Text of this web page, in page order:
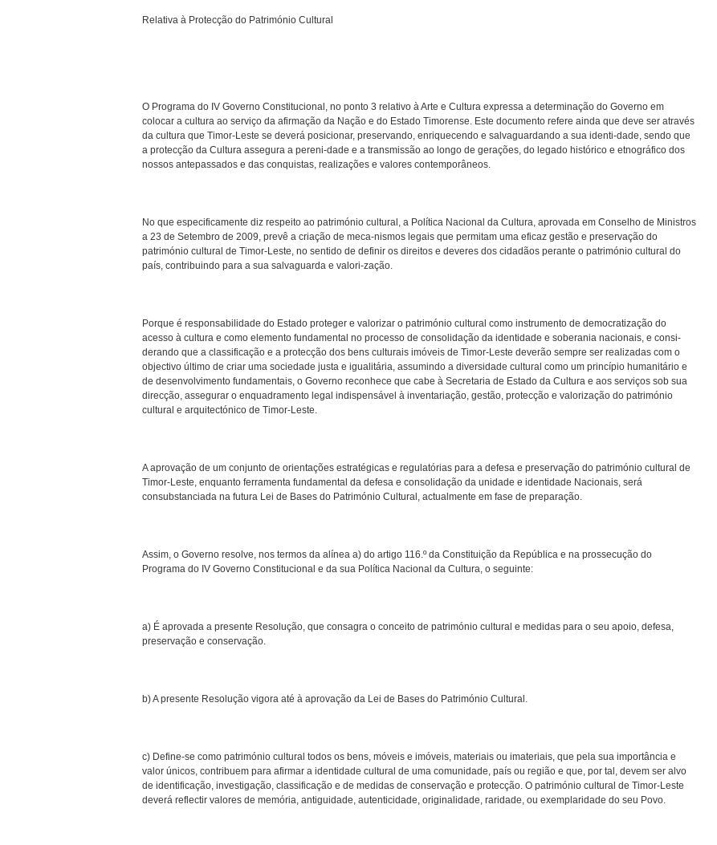
Relativa à Protecção do Património Cultural
O Programa do IV Governo Constitucional, no ponto 3 relativo à Arte e Cultura expressa a determinação do Governo em
colocar a cultura ao serviço da afirmação da Nação e do Estado Timorense. Este documento refere ainda que deve ser através
da cultura que Timor-Leste se deverá posicionar, preservando, enriquecendo e salvaguardando a sua identi-dade, sendo que
a protecção da Cultura assegura a pereni-dade e a transmissão ao longo de gerações, do legado histórico e etnográfico dos
nossos antepassados e das conquistas, realizações e valores contemporâneos.
No que especificamente diz respeito ao património cultural, a Política Nacional da Cultura, aprovada em Conselho de Ministros
a 23 de Setembro de 2009, prevê a criação de meca-nismos legais que permitam uma eficaz gestão e preservação do
património cultural de Timor-Leste, no sentido de definir os direitos e deveres dos cidadãos perante o património cultural do
país, contribuindo para a sua salvaguarda e valori-zação.
Porque é responsabilidade do Estado proteger e valorizar o património cultural como instrumento de democratização do
acesso à cultura e como elemento fundamental no processo de consolidação da identidade e soberania nacionais, e consi-
derando que a classificação e a protecção dos bens culturais imóveis de Timor-Leste deverão sempre ser realizadas com o
objectivo último de criar uma sociedade justa e igualitária, assumindo a diversidade cultural como um princípio humanitário e
de desenvolvimento fundamentais, o Governo reconhece que cabe à Secretaria de Estado da Cultura e aos serviços sob sua
direcção, assegurar o enquadramento legal indispensável à inventariação, gestão, protecção e valorização do património
cultural e arquitectónico de Timor-Leste.
A aprovação de um conjunto de orientações estratégicas e regulatórias para a defesa e preservação do património cultural de
Timor-Leste, enquanto ferramenta fundamental da defesa e consolidação da unidade e identidade Nacionais, será
consubstanciada na futura Lei de Bases do Património Cultural, actualmente em fase de preparação.
Assim, o Governo resolve, nos termos da alínea a) do artigo 116.º da Constituição da República e na prossecução do
Programa do IV Governo Constitucional e da sua Política Nacional da Cultura, o seguinte:
a) É aprovada a presente Resolução, que consagra o conceito de património cultural e medidas para o seu apoio, defesa,
preservação e conservação.
b) A presente Resolução vigora até à aprovação da Lei de Bases do Património Cultural.
c) Define-se como património cultural todos os bens, móveis e imóveis, materiais ou imateriais, que pela sua importância e
valor únicos, contribuem para afirmar a identidade cultural de uma comunidade, país ou região e que, por tal, devem ser alvo
de identificação, investigação, classificação e de medidas de conservação e protecção. O património cultural de Timor-Leste
deverá reflectir valores de memória, antiguidade, autenticidade, originalidade, raridade, ou exemplaridade do seu Povo.